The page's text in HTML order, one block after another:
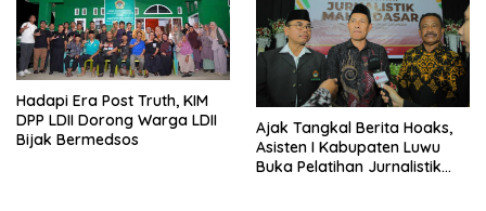
Hadapi Era Post Truth, KIM
DPP LDII Dorong Warga LDII
Bijak Bermedsos
Ajak Tangkal Berita Hoaks,
Asisten I Kabupaten Luwu
Buka Pelatihan Jurnalistik